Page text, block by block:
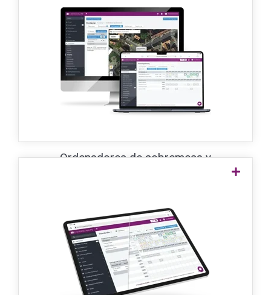
Ordenadores de sobremesa y
Organización clara en
ordenadores portátiles y de
sobremesa
En el portal en línea encontrará todo lo que
necesita para utilizar el sistema de control
de guardias. COREDINATE está claramente
Planificación sencilla en la
tableta
Para mayor flexibilidad, puede utilizar
COREDINATE para planificar de forma